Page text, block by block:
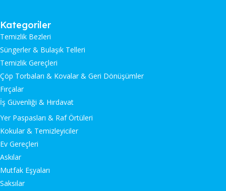
Kategoriler
Temizlik Bezleri
Süngerler & Bulaşık Telleri
Temizlik Gereçleri
Çöp Torbaları & Kovalar & Geri Dönüşümler
Fırçalar
İş Güvenliği & Hırdavat
Yer Paspasları & Raf Örtüleri
Kokular & Temizleyiciler
Ev Gereçleri
Askılar
Mutfak Eşyaları
Saksılar